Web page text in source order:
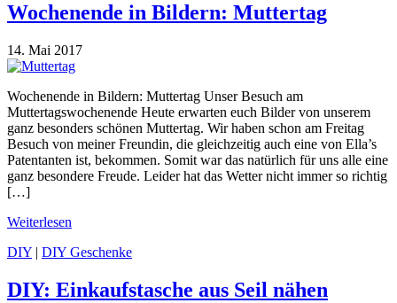
Wochenende in Bildern: Muttertag
14. Mai 2017
Wochenende in Bildern: Muttertag Unser Besuch am
Muttertagswochenende Heute erwarten euch Bilder von unserem
ganz besonders schönen Muttertag. Wir haben schon am Freitag
Besuch von meiner Freundin, die gleichzeitig auch eine von Ella’s
Patentanten ist, bekommen. Somit war das natürlich für uns alle eine
ganz besondere Freude. Leider hat das Wetter nicht immer so richtig
[…]
Weiterlesen
DIY | DIY Geschenke
DIY: Einkaufstasche aus Seil nähen